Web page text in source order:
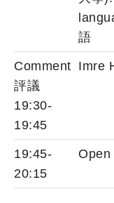
語
Comment
評議
19:30-
19:45
Imre
19:45-
20:15
Open